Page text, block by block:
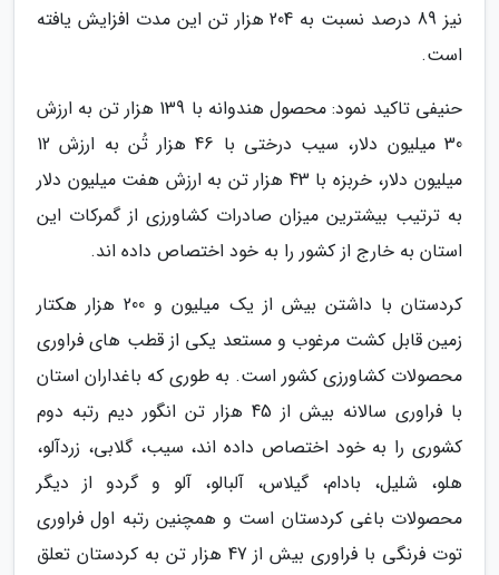
نیز 89 درصد نسبت به 204 هزار تن این مدت افزایش یافته
است.
حنیفی تاکید نمود: محصول هندوانه با 139 هزار تن به ارزش
30 میلیون دلار، سیب درختی با 46 هزار تُن به ارزش 12
میلیون دلار، خربزه با 43 هزار تن به ارزش هفت میلیون دلار
به ترتیب بیشترین میزان صادرات کشاورزی از گمرکات این
استان به خارج از کشور را به خود اختصاص داده اند.
کردستان با داشتن بیش از یک میلیون و 200 هزار هکتار
زمین قابل کشت مرغوب و مستعد یکی از قطب های فراوری
محصولات کشاورزی کشور است. به طوری که باغداران استان
با فراوری سالانه بیش از 45 هزار تن انگور دیم رتبه دوم
کشوری را به خود اختصاص داده اند، سیب، گلابی، زردآلو،
هلو، شلیل، بادام، گیلاس، آلبالو، آلو و گردو از دیگر
محصولات باغی کردستان است و همچنین رتبه اول فراوری
توت فرنگی با فراوری بیش از 47 هزار تن به کردستان تعلق